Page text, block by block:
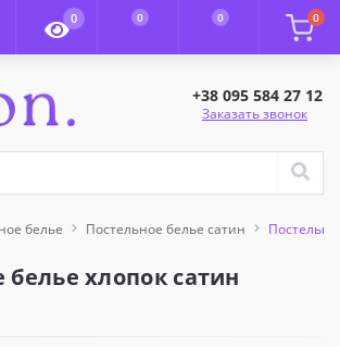
0 0 0 0
+38 095 584 27 12
Заказать звонок
белье Постельное белье сатин
белье хлопок сатин